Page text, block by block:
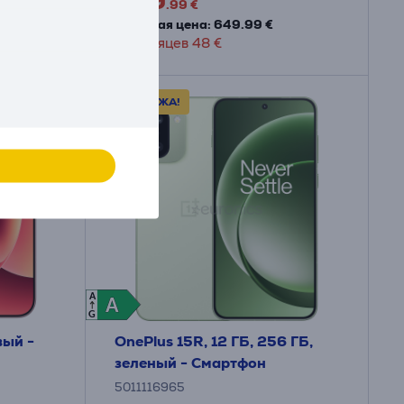
.99 €
Обычная цена: 649.99 €
12 месяцев 48 €
-
РАСПРОДАЖА!
A
A
A
G
OnePlus 15R, 12 ГБ, 256 ГБ,
зеленый - Смартфон
5011116965